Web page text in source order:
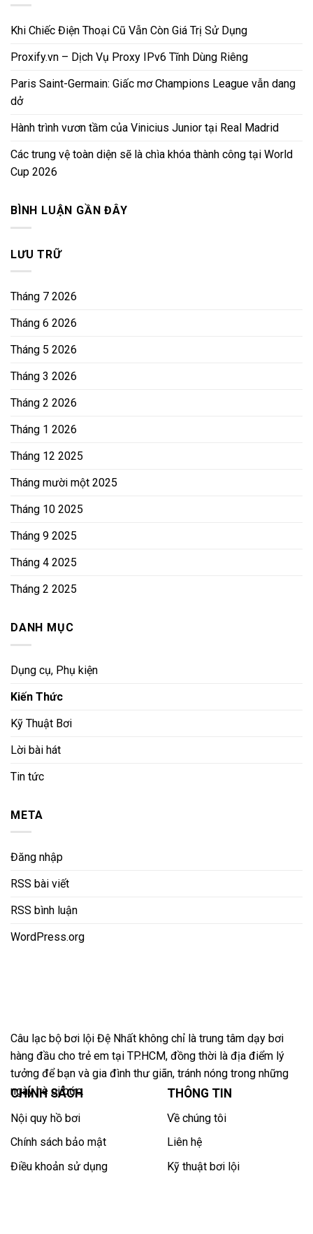
Khi Chiếc Điện Thoại Cũ Vẫn Còn Giá Trị Sử Dụng
Proxify.vn – Dịch Vụ Proxy IPv6 Tĩnh Dùng Riêng
Paris Saint-Germain: Giấc mơ Champions League vẫn dang
dở
Hành trình vươn tầm của Vinicius Junior tại Real Madrid
Các trung vệ toàn diện sẽ là chìa khóa thành công tại World
Cup 2026
BÌNH LUẬN GẦN ĐÂY
LƯU TRỮ
Tháng 7 2026
Tháng 6 2026
Tháng 5 2026
Tháng 3 2026
Tháng 2 2026
Tháng 1 2026
Tháng 12 2025
Tháng mười một 2025
Tháng 10 2025
Tháng 9 2025
Tháng 4 2025
Tháng 2 2025
DANH MỤC
Dụng cụ, Phụ kiện
Kiến Thức
Kỹ Thuật Bơi
Lời bài hát
Tin tức
META
Đăng nhập
RSS bài viết
RSS bình luận
WordPress.org
Câu lạc bộ bơi lội Đệ Nhất không chỉ là trung tâm dạy bơi
hàng đầu cho trẻ em tại TP.HCM, đồng thời là địa điểm lý
tưởng để bạn và gia đình thư giãn, tránh nóng trong những
ngày hè oi bức.
CHÍNH SÁCH
Nội quy hồ bơi
Chính sách bảo mật
Điều khoản sử dụng
THÔNG TIN
Về chúng tôi
Liên hệ
Kỹ thuật bơi lội